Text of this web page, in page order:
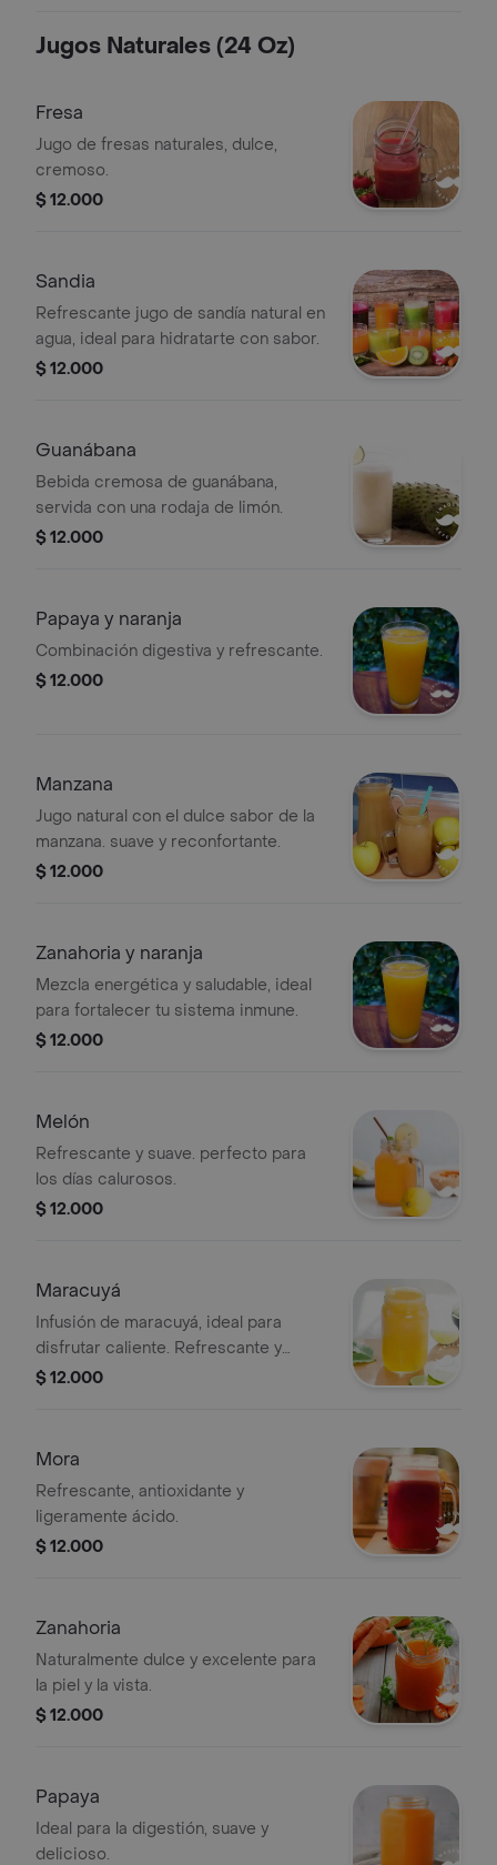
Jugos Naturales (24 Oz)
Fresa
Jugo de fresas naturales, dulce,
cremoso.
$ 12.000
Sandia
Refrescante jugo de sandía natural en
agua, ideal para hidratarte con sabor.
$ 12.000
Guanábana
Bebida cremosa de guanábana,
servida con una rodaja de limón.
$ 12.000
Papaya y naranja
Combinación digestiva y refrescante.
$ 12.000
Manzana
Jugo natural con el dulce sabor de la
manzana. suave y reconfortante.
$ 12.000
Zanahoria y naranja
Mezcla energética y saludable, ideal
para fortalecer tu sistema inmune.
$ 12.000
Melón
Refrescante y suave. perfecto para
los días calurosos.
$ 12.000
Maracuyá
Infusión de maracuyá, ideal para
disfrutar caliente. Refrescante y
aromática.
$ 12.000
Mora
Refrescante, antioxidante y
ligeramente ácido.
$ 12.000
Zanahoria
Naturalmente dulce y excelente para
la piel y la vista.
$ 12.000
Papaya
Ideal para la digestión, suave y
delicioso.